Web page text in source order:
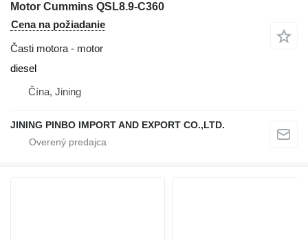
Motor Cummins QSL8.9-C360
Cena na požiadanie
Časti motora - motor
diesel
Čína, Jining
JINING PINBO IMPORT AND EXPORT CO.,LTD.